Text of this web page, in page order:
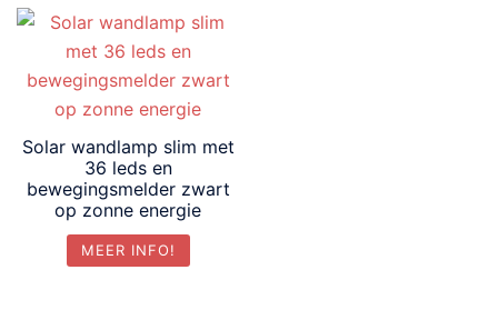
Solar wandlamp slim met
36 leds en
bewegingsmelder zwart
op zonne energie
MEER INFO!